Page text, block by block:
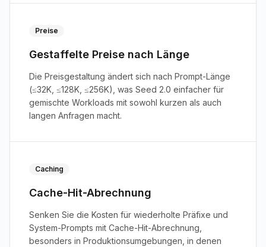
Preise
Gestaffelte Preise nach Länge
Die Preisgestaltung ändert sich nach Prompt-Länge
(≤32K, ≤128K, ≤256K), was Seed 2.0 einfacher für
gemischte Workloads mit sowohl kurzen als auch
langen Anfragen macht.
Caching
Cache-Hit-Abrechnung
Senken Sie die Kosten für wiederholte Präfixe und
System-Prompts mit Cache-Hit-Abrechnung,
besonders in Produktionsumgebungen, in denen